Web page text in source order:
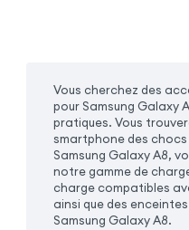
Vous cherchez des
pour Samsung Galaxy
pratiques. Vous
smartphone des
Samsung Galaxy A8,
notre gamme de
charge compatibles
ainsi que des
Samsung Galaxy A8.